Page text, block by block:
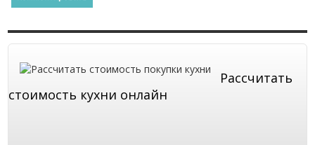
Рассчитать
стоимость кухни онлайн